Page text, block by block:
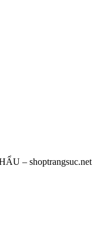
– shoptrangsuc.net